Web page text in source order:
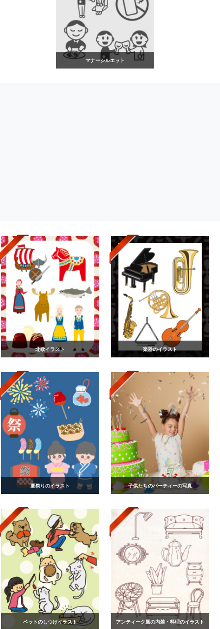
マナーシルエット
北欧イラスト 楽器のイラスト
夏祭りのイラスト 子供たちのパーティーの写真
ペットのしつけイラスト アンティーク風の内装・料理のイラスト